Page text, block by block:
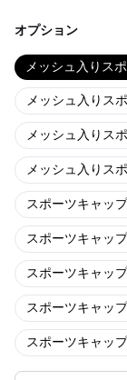
オプション
メッシュ入りス
メッシュ入りス
メッシュ入りス
メッシュ入りス
スポーツキャップ
スポーツキャップ
スポーツキャップ
スポーツキャップ
スポーツキャップ